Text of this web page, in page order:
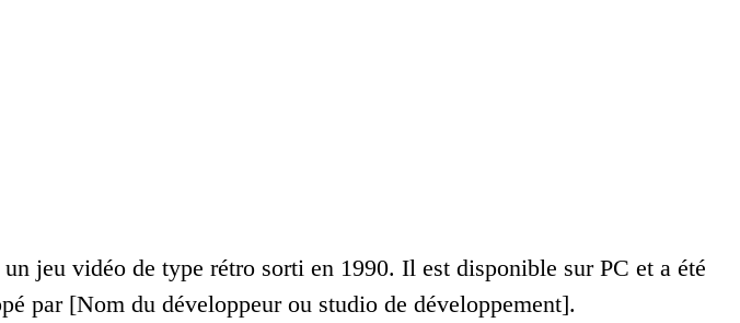
jeu vidéo de type rétro sorti en 1990. Il est disponible sur PC et a été
par [Nom du développeur ou studio de développement].